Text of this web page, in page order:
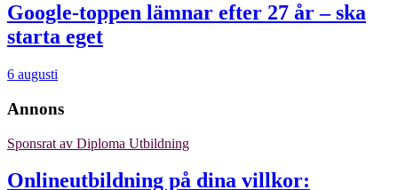
Google-toppen lämnar efter 27 år – ska
starta eget
6 augusti
Annons
Sponsrat av Diploma Utbildning
Onlineutbildning på dina villkor: